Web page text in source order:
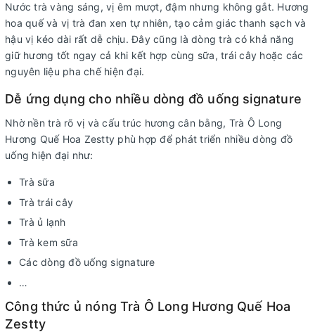
Nước trà vàng sáng, vị êm mượt, đậm nhưng không gắt. Hương
hoa quế và vị trà đan xen tự nhiên, tạo cảm giác thanh sạch và
hậu vị kéo dài rất dễ chịu. Đây cũng là dòng trà có khả năng
giữ hương tốt ngay cả khi kết hợp cùng sữa, trái cây hoặc các
nguyên liệu pha chế hiện đại.
Dễ ứng dụng cho nhiều dòng đồ uống signature
Nhờ nền trà rõ vị và cấu trúc hương cân bằng, Trà Ô Long
Hương Quế Hoa Zestty phù hợp để phát triển nhiều dòng đồ
uống hiện đại như:
Trà sữa
Trà trái cây
Trà ủ lạnh
Trà kem sữa
Các dòng đồ uống signature
…
Công thức ủ nóng Trà Ô Long Hương Quế Hoa
Zestty